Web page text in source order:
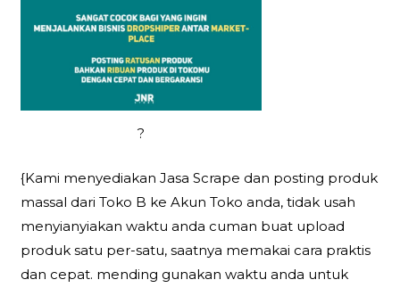
?
{Kami menyediakan Jasa Scrape dan posting produk
massal dari Toko B ke Akun Toko anda, tidak usah
menyianyiakan waktu anda cuman buat upload
produk satu per-satu, saatnya memakai cara praktis
dan cepat. mending gunakan waktu anda untuk